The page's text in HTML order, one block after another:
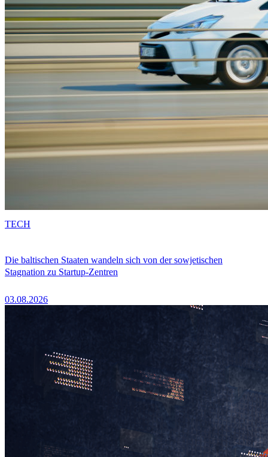
Die baltischen Staaten wandeln sich von der sowjetischen
Stagnation zu Startup-Zentren
03.08.2026
TECH